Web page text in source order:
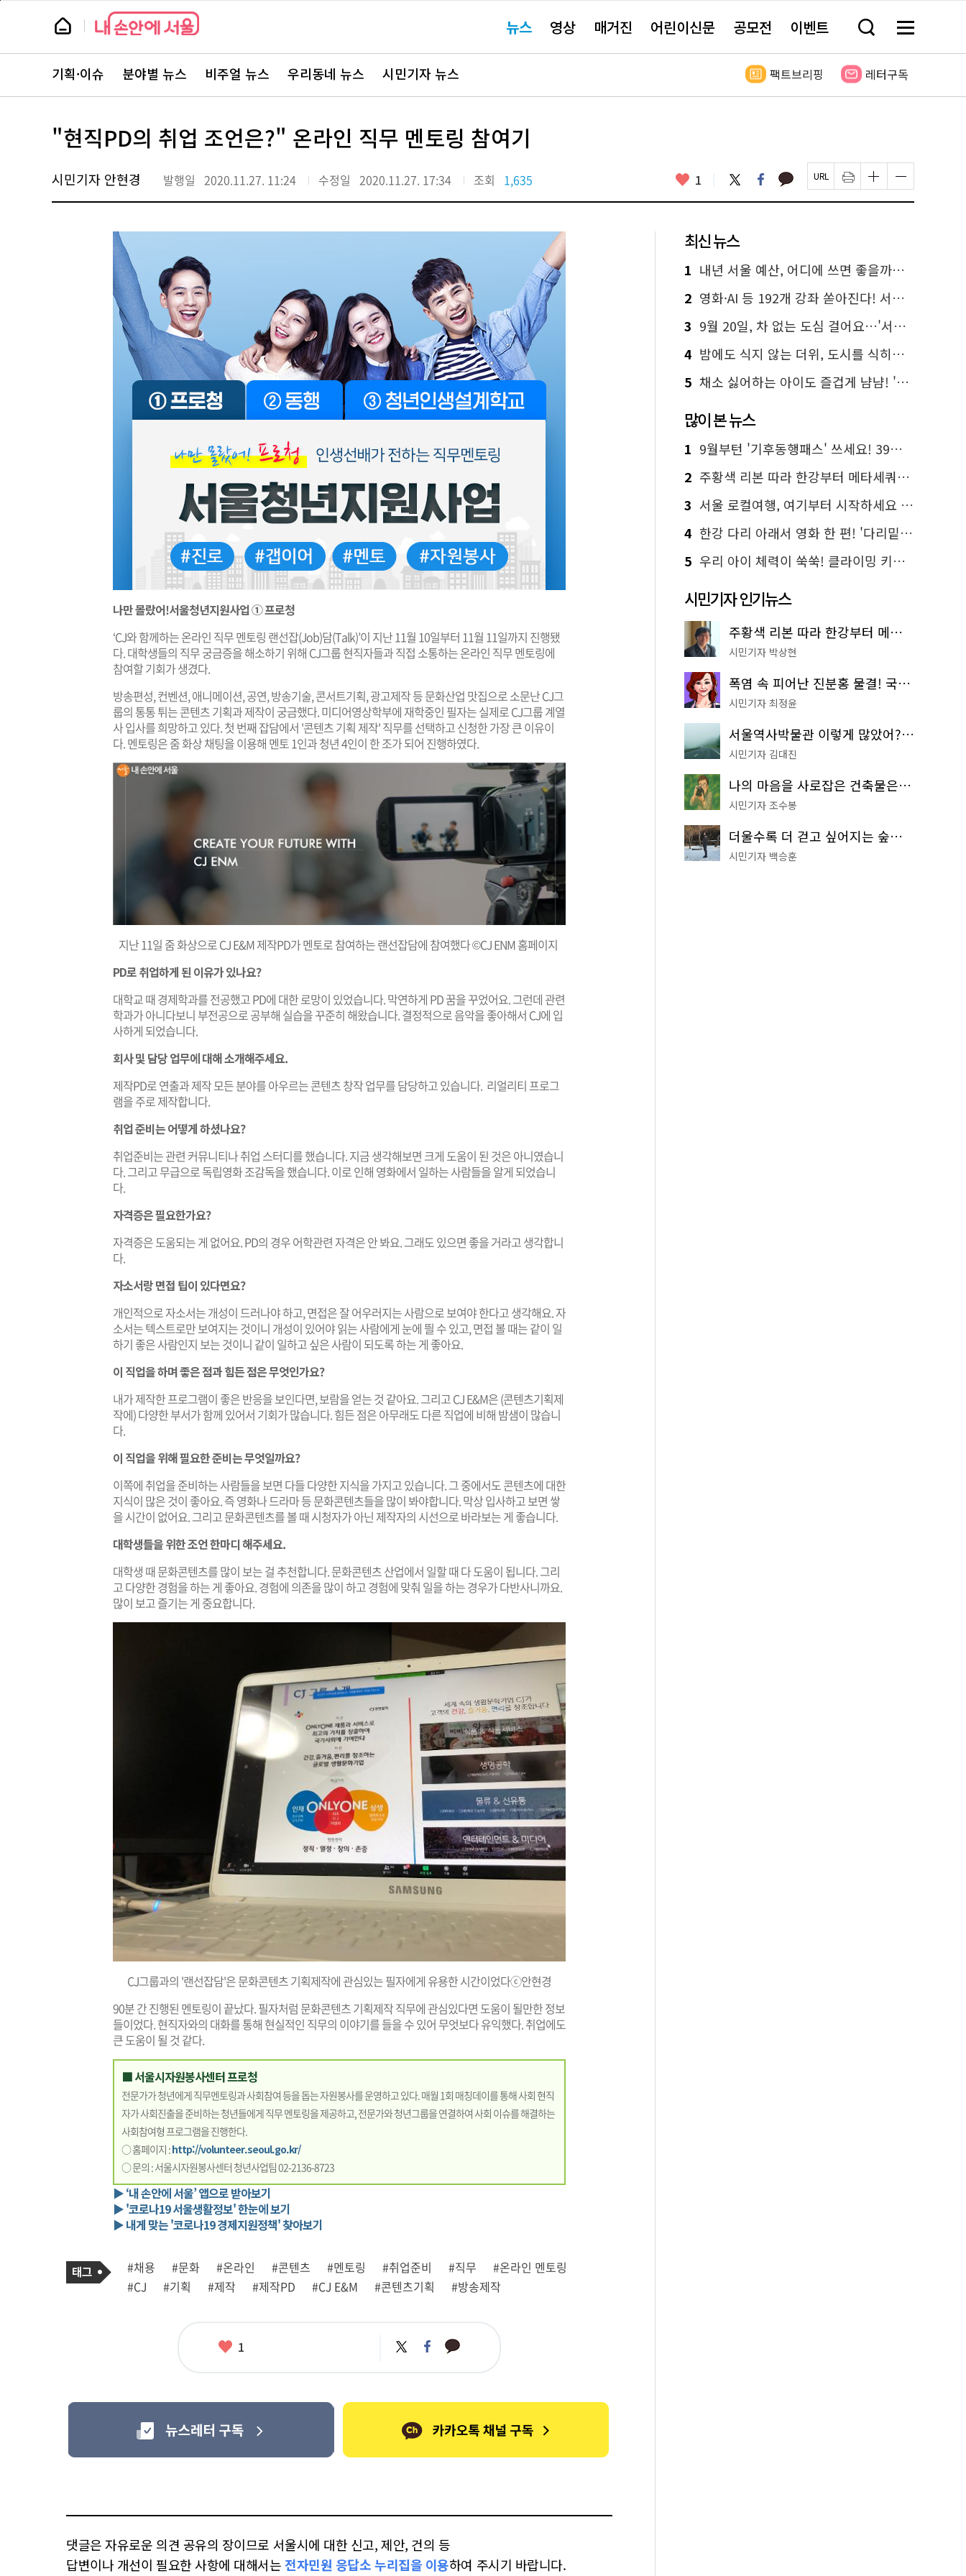
본
뉴
스 요뉴스 영상 매거진 어린이신문 공모전 이벤트 검
창
기
메
전
보
뉴
스
주
서
바
기획·이슈 분야별 뉴스 비주얼 뉴스 우리동네 뉴스 시민기자 뉴스 팩트브리핑 레터구독
"현직PD의 취업 조언은?" 온라인 직무 멘토링 참여기
시민기자 안현경 발행일 2020.11.27. 11:24 수정일 2020.11.27. 17:34 조회 1,635 좋
요
1 트
위
터
페
이
스
카
카 페
이
지
인
쇄
하
글
자
크
하
기
글
자
크
하
나만 몰랐어!서울청년지원사업 ① 프로청
‘CJ와 함께하는 온라인 직무 멘토링 랜선잡(Job)담(Talk)’이 지난 11월 10일부터 11월 11일까지 진행됐
다. 대학생들의 직무 궁금증을 해소하기 위해 CJ그룹 현직자들과 직접 소통하는 온라인 직무 멘토링에
참여할 기회가 생겼다.
방송편성, 컨벤션, 애니메이션, 공연, 방송기술, 콘서트기획, 광고제작 등 문화산업 맛집으로 소문난 CJ그
룹의 통통 튀는 콘텐츠 기획과 제작이 궁금했다. 미디어영상학부에 재학중인 필자는 실제로 CJ그룹 계열
사 입사를 희망하고 있다. 첫 번째 잡담에서 '콘텐츠 기획 제작' 직무를 선택하고 신청한 가장 큰 이유이
다. 멘토링은 줌 화상 채팅을 이용해 멘토 1인과 청년 4인이 한 조가 되어 진행하였다.
지난 11일 줌 화상으로 CJ E&M 제작PD가 멘토로 참여하는 랜선잡담에 참여했다 ©CJ ENM 홈페이지
PD로 취업하게 된 이유가 있나요?
대학교 때 경제학과를 전공했고 PD에 대한 로망이 있었습니다. 막연하게 PD 꿈을 꾸었어요. 그런데 관련
학과가 아니다보니 부전공으로 공부해 실습을 꾸준히 해왔습니다. 결정적으로 음악을 좋아해서 CJ에 입
사하게 되었습니다.
회사 및 담당 업무에 대해 소개해주세요.
제작PD로 연출과 제작 모든 분야를 아우르는 콘텐츠 창작 업무를 담당하고 있습니다. 리얼리티 프로그
램을 주로 제작합니다.
취업 준비는 어떻게 하셨나요?
취업준비는 관련 커뮤니티나 취업 스터디를 했습니다. 지금 생각해보면 크게 도움이 된 것은 아니였습니
다. 그리고 무급으로 독립영화 조감독을 했습니다. 이로 인해 영화에서 일하는 사람들을 알게 되었습니
다.
자격증은 필요한가요?
자격증은 도움되는 게 없어요. PD의 경우 어학관련 자격은 안 봐요. 그래도 있으면 좋을 거라고 생각합니
다.
자소서랑 면접 팁이 있다면요?
개인적으로 자소서는 개성이 드러나야 하고, 면접은 잘 어우러지는 사람으로 보여야 한다고 생각해요. 자
소서는 텍스트로만 보여지는 것이니 개성이 있어야 읽는 사람에게 눈에 띌 수 있고, 면접 볼 때는 같이 일
하기 좋은 사람인지 보는 것이니 같이 일하고 싶은 사람이 되도록 하는 게 좋아요.
이 직업을 하며 좋은 점과 힘든 점은 무엇인가요?
내가 제작한 프로그램이 좋은 반응을 보인다면, 보람을 얻는 것 같아요. 그리고 CJ E&M은 (콘텐츠기획제
작에) 다양한 부서가 함께 있어서 기회가 많습니다. 힘든 점은 아무래도 다른 직업에 비해 밤샘이 많습니
다.
이 직업을 위해 필요한 준비는 무엇일까요?
이쪽에 취업을 준비하는 사람들을 보면 다들 다양한 지식을 가지고 있습니다. 그 중에서도 콘텐츠에 대한
지식이 많은 것이 좋아요. 즉 영화나 드라마 등 문화콘텐츠들을 많이 봐야합니다. 막상 입사하고 보면 쌓
을 시간이 없어요. 그리고 문화콘텐츠를 볼 때 시청자가 아닌 제작자의 시선으로 바라보는 게 좋습니다.
대학생들을 위한 조언 한마디 해주세요.
대학생 때 문화콘텐츠를 많이 보는 걸 추천합니다. 문화콘텐츠 산업에서 일할 때 다 도움이 됩니다. 그리
고 다양한 경험을 하는 게 좋아요. 경험에 의존을 많이 하고 경험에 맞춰 일을 하는 경우가 다반사니까요.
많이 보고 즐기는 게 중요합니다.
CJ그룹과의 '랜선잡담'은 문화콘텐츠 기획제작에 관심있는 필자에게 유용한 시간이었다ⓒ안현경
90분 간 진행된 멘토링이 끝났다. 필자처럼 문화콘텐츠 기획제작 직무에 관심있다면 도움이 될만한 정보
들이었다. 현직자와의 대화를 통해 현실적인 직무의 이야기를 들을 수 있어 무엇보다 유익했다. 취업에도
큰 도움이 될 것 같다.
■ 서울시자원봉사센터 프로청
전문가가 청년에게 직무멘토링과 사회참여 등을 돕는 자원봉사를 운영하고 있다. 매월 1회 매칭데이를 통해 사회 현직
자가 사회진출을 준비하는 청년들에게 직무 멘토링을 제공하고, 전문가와 청년그룹을 연결하여 사회 이슈를 해결하는
사회참여형 프로그램을 진행한다.
○ 홈페이지 :http://volunteer.seoul.go.kr/
○ 문의 : 서울시자원봉사센터 청년사업팀 02-2136-8723
▶ ‘내 손안에 서울’ 앱으로 받아보기
▶ '코로나19 서울생활정보' 한눈에 보기
▶ 내게 맞는 '코로나19 경제지원정책' 찾아보기
사
관
련
태
그
#채용 #문화 #온라인 #콘텐츠 #멘토링 #취업준비 #직무
#온라인 멘토링
#CJ
#기획 #제작 #제작PD #CJ E&M #콘텐츠기획 #방송제작
좋
1 트
위
페
이
카
카
댓글은 자유로운 의견 공유의 장이므로 서울시에 대한 신고, 제안, 건의 등
답변이나 개선이 필요한 사항에 대해서는 전자민원 응답소 누리집을 이용하여 주시기 바랍니다.
최신 뉴스
1 내년 서울 예산, 어디에 쓰면 좋을까요? 온라인 투표
2 영화·AI 등 192개 강좌 쏟아진다! 서울시민대학 선착순 신청
3 9월 20일, 차 없는 도심 걸어요…'서울 걷자 페스티벌' 선착순 5천명
4 밤에도 식지 않는 더위, 도시를 식히는 시원한 해법은?
5 채소 싫어하는 아이도 즐겁게 냠냠! '찾아가는 서울시 식생활 교육' 현장
많이 본 뉴스
1 9월부턴 '기후동행패스' 쓰세요! 39세까지 청년 혜택
2 주황색 리본 따라 한강부터 메타세쿼이아 숲길까지…서울둘레길 15코스
3 서울 로컬여행, 여기부터 시작하세요 '서울에디션25'
4 한강 다리 아래서 영화 한 편! '다리밑 영화관' 무료 상영
5 우리 아이 체력이 쑥쑥! 클라이밍 키즈카페·어린이 체력장
시민기자 인기뉴스
주황색 리본 따라 한강부터 메타세쿼이아 숲길까지…서울둘레길 15코스
시민기자 박상현
폭염 속 피어난 진분홍 물결! 국립중앙박물관 배롱나무 명소
시민기자 최정윤
서울역사박물관 이렇게 많았어? 주말마다 한 곳씩 떠나는 역사 산책
시민기자 김대진
나의 마음을 사로잡은 건축물은? '서울시 건축상' 수상작 공개!
시민기자 조수봉
더울수록 더 걷고 싶어지는 숲길! 서울둘레길 '아차산 코스'
시민기자 백승훈
페